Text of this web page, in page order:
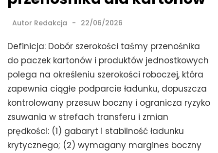
Autor Redakcja 22/06/2026
Definicja: Dobór szerokości taśmy przenośnika
do paczek kartonów i produktów jednostkowych
polega na określeniu szerokości roboczej, która
zapewnia ciągłe podparcie ładunku, dopuszcza
kontrolowany przesuw boczny i ogranicza ryzyko
zsuwania w strefach transferu i zmian
prędkości: (1) gabaryt i stabilność ładunku
krytycznego; (2) wymagany margines boczny